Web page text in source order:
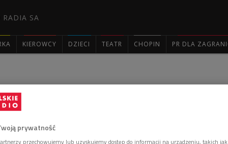
RADIA SA
KIEROWCY DZIECI TEATR CHOPIN PR DLA
- odcinek 3443
prywatność
przechowujemy lub uzyskujemy dostęp do informacji na urządzeniu, takich